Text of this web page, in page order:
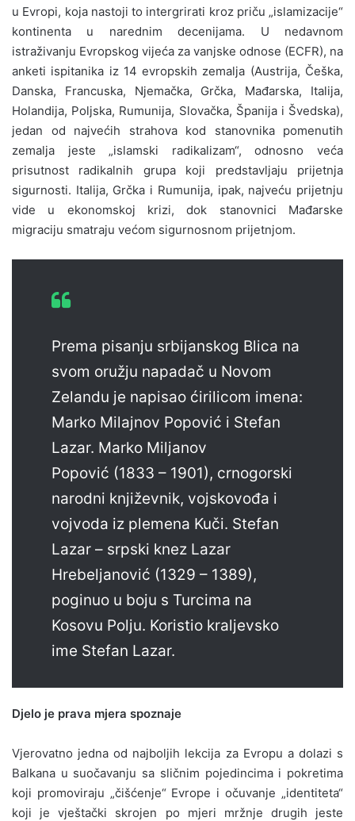
u Evropi, koja nastoji to intergrirati kroz priču „islamizacije“
kontinenta u narednim decenijama. U nedavnom
istraživanju Evropskog vijeća za vanjske odnose (ECFR), na
anketi ispitanika iz 14 evropskih zemalja (Austrija, Češka,
Danska, Francuska, Njemačka, Grčka, Mađarska, Italija,
Holandija, Poljska, Rumunija, Slovačka, Španija i Švedska),
jedan od najvećih strahova kod stanovnika pomenutih
zemalja jeste „islamski radikalizam“, odnosno veća
prisutnost radikalnih grupa koji predstavljaju prijetnja
sigurnosti. Italija, Grčka i Rumunija, ipak, najveću prijetnju
vide u ekonomskoj krizi, dok stanovnici Mađarske
migraciju smatraju većom sigurnosnom prijetnjom.
Prema pisanju srbijanskog Blica na
svom oružju napadač u Novom
Zelandu je napisao ćirilicom imena:
Marko Milajnov Popović i Stefan
Lazar. Marko Miljanov
Popović (1833 – 1901), crnogorski
narodni književnik, vojskovođa i
vojvoda iz plemena Kuči. Stefan
Lazar – srpski knez Lazar
Hrebeljanović (1329 – 1389),
poginuo u boju s Turcima na
Kosovu Polju. Koristio kraljevsko
ime Stefan Lazar.
Djelo je prava mjera spoznaje
Vjerovatno jedna od najboljih lekcija za Evropu a dolazi s
Balkana u suočavanju sa sličnim pojedincima i pokretima
koji promoviraju „čišćenje“ Evrope i očuvanje „identiteta“
koji je vještački skrojen po mjeri mržnje drugih jeste